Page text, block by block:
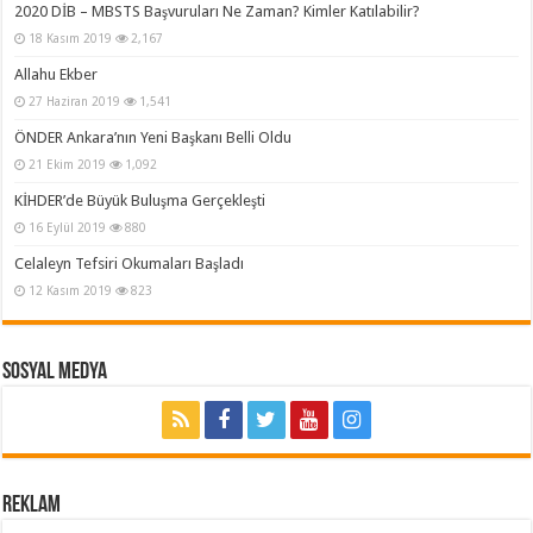
2020 DİB – MBSTS Başvuruları Ne Zaman? Kimler Katılabilir?
18 Kasım 2019 2,167
Allahu Ekber
27 Haziran 2019 1,541
ÖNDER Ankara’nın Yeni Başkanı Belli Oldu
21 Ekim 2019 1,092
KİHDER’de Büyük Buluşma Gerçekleşti
16 Eylül 2019 880
Celaleyn Tefsiri Okumaları Başladı
12 Kasım 2019 823
Sosyal Medya
REKLAM